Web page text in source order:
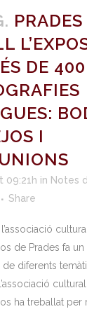
PRADES
DE 400
I
09:21h in Notes
Share
cultural
de Prades fa un
diferents
ha treballat per